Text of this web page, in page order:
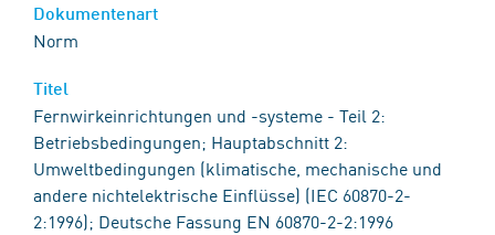
Norm
Fernwirkeinrichtungen und -systeme - Teil 2:
Betriebsbedingungen; Hauptabschnitt 2:
Umweltbedingungen (klimatische, mechanische und
andere nichtelektrische Einflüsse) (IEC 60870-2-
2:1996); Deutsche Fassung EN 60870-2-2:1996